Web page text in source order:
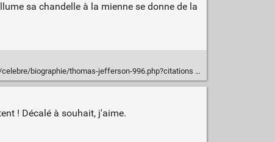
sa chandelle à la mienne se donne de la
biographie/thomas-jefferson-996.php?citations
! Décalé à souhait, j'aime.